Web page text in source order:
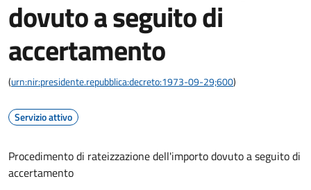
dovuto a seguito di
accertamento
(urn:nir:presidente.repubblica:decreto:1973-09-29;600)
Servizio attivo
Procedimento di rateizzazione dell'importo dovuto a seguito di
accertamento